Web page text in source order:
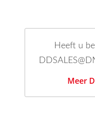
Heeft u
Meer